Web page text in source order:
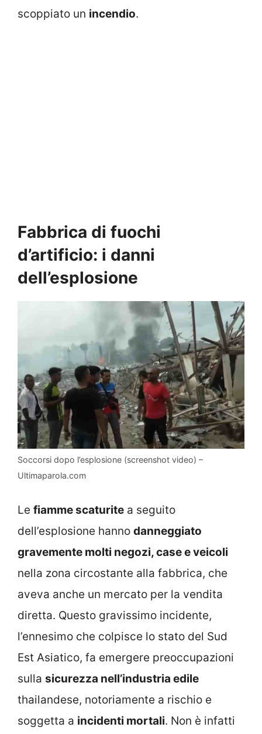
scoppiato un incendio.
Fabbrica di fuochi
d’artificio: i danni
dell’esplosione
Soccorsi dopo l’esplosione (screenshot video) –
Ultimaparola.com
Le fiamme scaturite a seguito
dell’esplosione hanno danneggiato
gravemente molti negozi, case e veicoli
nella zona circostante alla fabbrica, che
aveva anche un mercato per la vendita
diretta. Questo gravissimo incidente,
l’ennesimo che colpisce lo stato del Sud
Est Asiatico, fa emergere preoccupazioni
sulla sicurezza nell’industria edile
thailandese, notoriamente a rischio e
soggetta a incidenti mortali. Non è infatti